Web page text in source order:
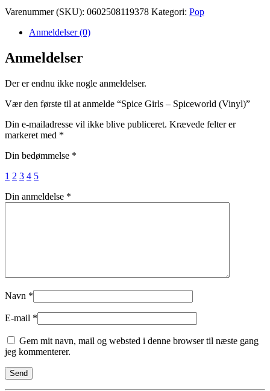
Varenummer (SKU): 0602508119378 Kategori: Pop
Anmeldelser (0)
Anmeldelser
Der er endnu ikke nogle anmeldelser.
Vær den første til at anmelde “Spice Girls – Spiceworld (Vinyl)”
Din e-mailadresse vil ikke blive publiceret. Krævede felter er
markeret med *
Din bedømmelse *
1 2 3 4 5
Din anmeldelse *
Navn *
E-mail *
Gem mit navn, mail og websted i denne browser til næste gang
jeg kommenterer.